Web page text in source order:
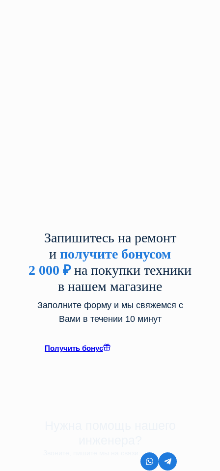
Запишитесь на ремонт
и получите бонусом
2 000 ₽на покупки техники
в нашем магазине
Заполните форму и мы свяжемся с
Вами в течении 10 минут
Получить бонус